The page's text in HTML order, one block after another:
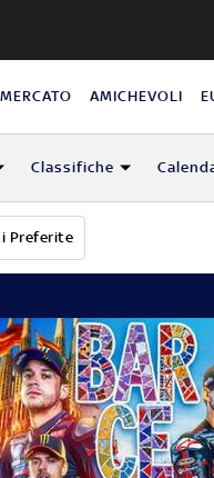
MERCATO AMICHEVOLI
Classifiche
Preferite